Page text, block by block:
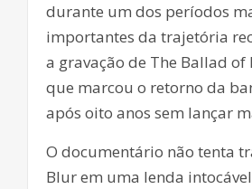
durante um dos períodos
importantes da trajetória
a gravação de The Ballad
que marcou o retorno da
após oito anos sem lançar
O documentário não tenta
Blur em uma lenda